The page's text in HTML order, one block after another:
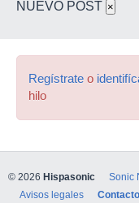
NUEVO POST ×
Regístrate o
hilo
© 2026 Hispasonic Sonic
Avisos legales
Contacto